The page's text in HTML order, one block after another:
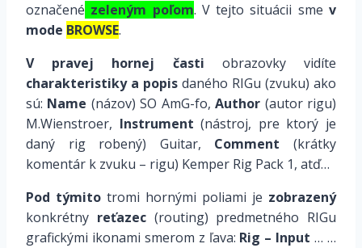
označené zeleným poľom. V tejto situácii sme v
mode BROWSE.
V pravej hornej časti obrazovky vidíte
charakteristiky a popis daného RIGu (zvuku) ako
sú: Name (názov) SO AmG-fo,Author (autor rigu)
M.Wienstroer, Instrument (nástroj, pre ktorý je
daný rig robený) Guitar, Comment (krátky
komentár k zvuku – rigu) Kemper Rig Pack 1, atď…
Pod týmito tromi hornými poliami je zobrazený
konkrétny reťazec(routing) predmetného RIGu
grafickými ikonami smerom z ľava: Rig – Input … …